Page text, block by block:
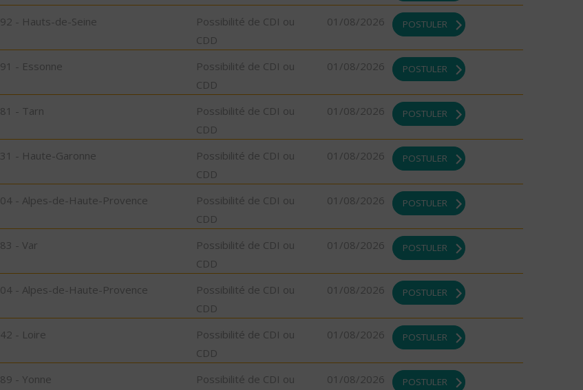
92 - Hauts-de-Seine
Possibilité de CDI ou
CDD
01/08/2026 POSTULER
91 - Essonne
Possibilité de CDI ou
CDD
01/08/2026 POSTULER
81 - Tarn
Possibilité de CDI ou
CDD
01/08/2026 POSTULER
31 - Haute-Garonne
Possibilité de CDI ou
CDD
01/08/2026 POSTULER
04 - Alpes-de-Haute-Provence
Possibilité de CDI ou
CDD
01/08/2026 POSTULER
83 - Var
Possibilité de CDI ou
CDD
01/08/2026 POSTULER
04 - Alpes-de-Haute-Provence
Possibilité de CDI ou
CDD
01/08/2026 POSTULER
42 - Loire
Possibilité de CDI ou
CDD
01/08/2026 POSTULER
89 - Yonne
Possibilité de CDI ou
01/08/2026 POSTULER